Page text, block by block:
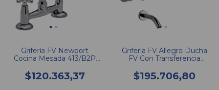
Grifería FV Newport
Cocina Mesada 413/B2P
$120.363,37
Grifería FV Allegro Ducha
FV Con Transferencia
$195.706,80